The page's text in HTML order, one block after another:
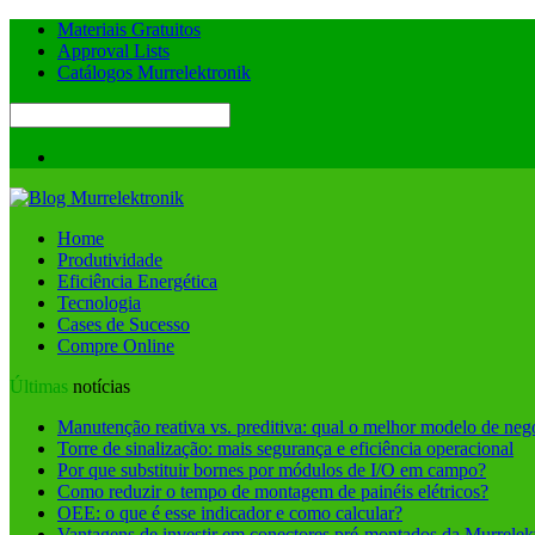
Materiais Gratuitos
Approval Lists
Catálogos Murrelektronik
Home
Produtividade
Eficiência Energética
Tecnologia
Cases de Sucesso
Compre Online
Últimas notícias
Manutenção reativa vs. preditiva: qual o melhor modelo de
Torre de sinalização: mais segurança e eficiência operacional
Por que substituir bornes por módulos de I/O em campo?
Como reduzir o tempo de montagem de painéis elétricos?
OEE: o que é esse indicador e como calcular?